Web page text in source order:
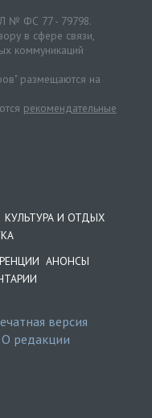
№ ФС 77 - 79798.
в сфере связи,
коммуникаций
размещаются на
рекомендательные
КУЛЬТУРА И ОТДЫХ
АНОНСЫ
версия
О редакции